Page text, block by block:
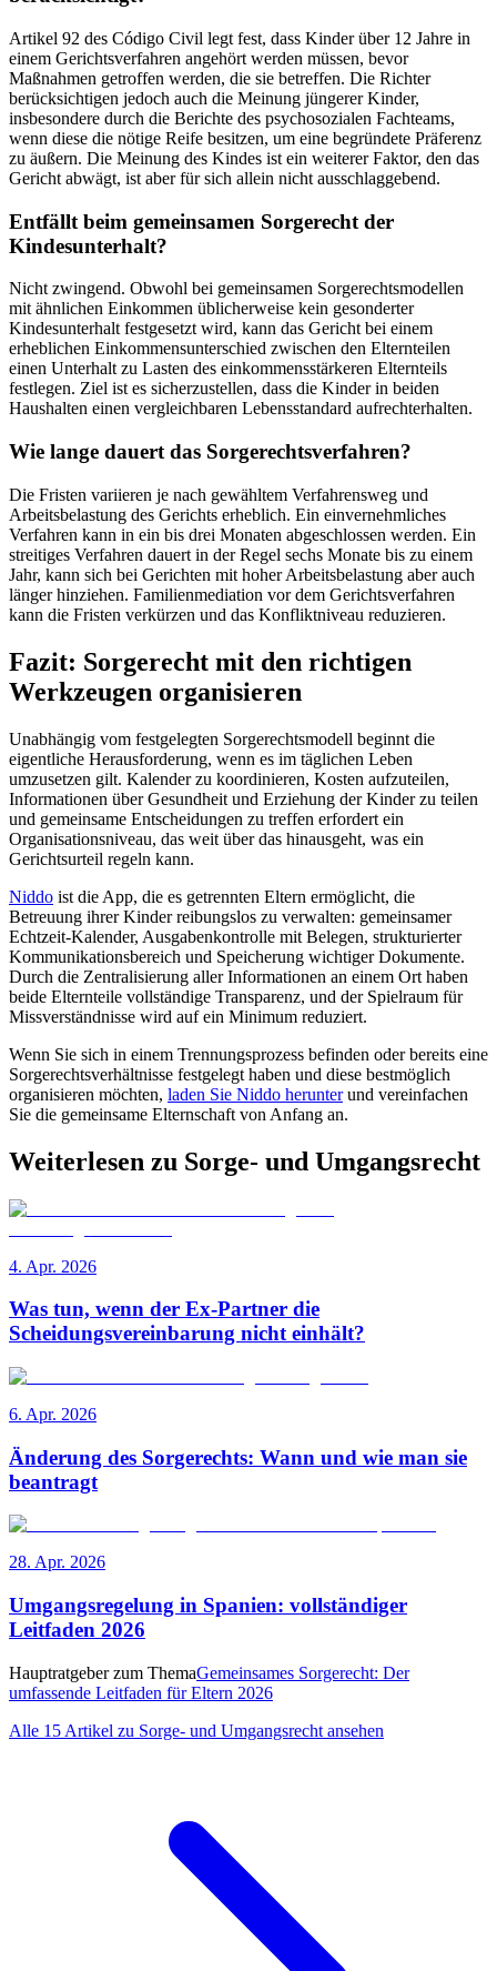
Artikel 92 des Código Civil legt fest, dass Kinder über 12 Jahre in
einem Gerichtsverfahren angehört werden müssen, bevor
Maßnahmen getroffen werden, die sie betreffen. Die Richter
berücksichtigen jedoch auch die Meinung jüngerer Kinder,
insbesondere durch die Berichte des psychosozialen Fachteams,
wenn diese die nötige Reife besitzen, um eine begründete Präferenz
zu äußern. Die Meinung des Kindes ist ein weiterer Faktor, den das
Gericht abwägt, ist aber für sich allein nicht ausschlaggebend.
Entfällt beim gemeinsamen Sorgerecht der
Kindesunterhalt?
Nicht zwingend. Obwohl bei gemeinsamen Sorgerechtsmodellen
mit ähnlichen Einkommen üblicherweise kein gesonderter
Kindesunterhalt festgesetzt wird, kann das Gericht bei einem
erheblichen Einkommensunterschied zwischen den Elternteilen
einen Unterhalt zu Lasten des einkommensstärkeren Elternteils
festlegen. Ziel ist es sicherzustellen, dass die Kinder in beiden
Haushalten einen vergleichbaren Lebensstandard aufrechterhalten.
Wie lange dauert das Sorgerechtsverfahren?
Die Fristen variieren je nach gewähltem Verfahrensweg und
Arbeitsbelastung des Gerichts erheblich. Ein einvernehmliches
Verfahren kann in ein bis drei Monaten abgeschlossen werden. Ein
streitiges Verfahren dauert in der Regel sechs Monate bis zu einem
Jahr, kann sich bei Gerichten mit hoher Arbeitsbelastung aber auch
länger hinziehen. Familienmediation vor dem Gerichtsverfahren
kann die Fristen verkürzen und das Konfliktniveau reduzieren.
Fazit: Sorgerecht mit den richtigen
Werkzeugen organisieren
Unabhängig vom festgelegten Sorgerechtsmodell beginnt die
eigentliche Herausforderung, wenn es im täglichen Leben
umzusetzen gilt. Kalender zu koordinieren, Kosten aufzuteilen,
Informationen über Gesundheit und Erziehung der Kinder zu teilen
und gemeinsame Entscheidungen zu treffen erfordert ein
Organisationsniveau, das weit über das hinausgeht, was ein
Gerichtsurteil regeln kann.
Niddo ist die App, die es getrennten Eltern ermöglicht, die
Betreuung ihrer Kinder reibungslos zu verwalten: gemeinsamer
Echtzeit-Kalender, Ausgabenkontrolle mit Belegen, strukturierter
Kommunikationsbereich und Speicherung wichtiger Dokumente.
Durch die Zentralisierung aller Informationen an einem Ort haben
beide Elternteile vollständige Transparenz, und der Spielraum für
Missverständnisse wird auf ein Minimum reduziert.
Wenn Sie sich in einem Trennungsprozess befinden oder bereits eine
Sorgerechtsverhältnisse festgelegt haben und diese bestmöglich
organisieren möchten, laden Sie Niddo herunterund vereinfachen
Sie die gemeinsame Elternschaft von Anfang an.
Weiterlesen zu Sorge- und Umgangsrecht
4. Apr. 2026
Was tun, wenn der Ex-Partner die
Scheidungsvereinbarung nicht einhält?
6. Apr. 2026
Änderung des Sorgerechts: Wann und wie man sie
beantragt
28. Apr. 2026
Umgangsregelung in Spanien: vollständiger
Leitfaden 2026
Hauptratgeber zum ThemaGemeinsames Sorgerecht: Der
umfassende Leitfaden für Eltern 2026
Alle 15 Artikel zu Sorge- und Umgangsrecht ansehen